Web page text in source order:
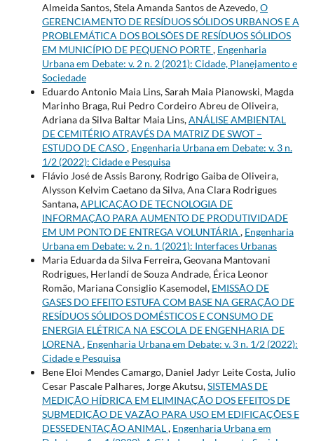
Almeida Santos, Stela Amanda Santos de Azevedo,O
GERENCIAMENTO DE RESÍDUOS SÓLIDOS URBANOS E A
PROBLEMÁTICA DOS BOLSÕES DE RESÍDUOS SÓLIDOS
EM MUNICÍPIO DE PEQUENO PORTE, Engenharia
Urbana em Debate: v. 2 n. 2 (2021): Cidade, Planejamento e
Sociedade
Eduardo Antonio Maia Lins, Sarah Maia Pianowski, Magda
Marinho Braga, Rui Pedro Cordeiro Abreu de Oliveira,
Adriana da Silva Baltar Maia Lins,ANÁLISE AMBIENTAL
DE CEMITÉRIO ATRAVÉS DA MATRIZ DE SWOT –
ESTUDO DE CASO, Engenharia Urbana em Debate: v. 3 n.
1/2 (2022): Cidade e Pesquisa
Flávio José de Assis Barony, Rodrigo Gaiba de Oliveira,
Alysson Kelvim Caetano da Silva, Ana Clara Rodrigues
Santana,APLICAÇÃO DE TECNOLOGIA DE
INFORMAÇÃO PARA AUMENTO DE PRODUTIVIDADE
EM UM PONTO DE ENTREGA VOLUNTÁRIA , Engenharia
Urbana em Debate: v. 2 n. 1 (2021): Interfaces Urbanas
Maria Eduarda da Silva Ferreira, Geovana Mantovani
Rodrigues, Herlandí de Souza Andrade, Érica Leonor
Romão, Mariana Consiglio Kasemodel, EMISSÃO DE
GASES DO EFEITO ESTUFA COM BASE NA GERAÇÃO DE
RESÍDUOS SÓLIDOS DOMÉSTICOS E CONSUMO DE
ENERGIA ELÉTRICA NA ESCOLA DE ENGENHARIA DE
LORENA , Engenharia Urbana em Debate: v. 3 n. 1/2 (2022):
Cidade e Pesquisa
Bene Eloi Mendes Camargo, Daniel Jadyr Leite Costa, Julio
Cesar Pascale Palhares, Jorge Akutsu,SISTEMAS DE
MEDIÇÃO HÍDRICA EM ELIMINAÇÃO DOS EFEITOS DE
SUBMEDIÇÃO DE VAZÃO PARA USO EM EDIFICAÇÕES E
DESSEDENTAÇÃO ANIMAL, Engenharia Urbana em